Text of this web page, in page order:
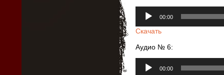
00:00
Скачать
Аудио № 6:
00:00